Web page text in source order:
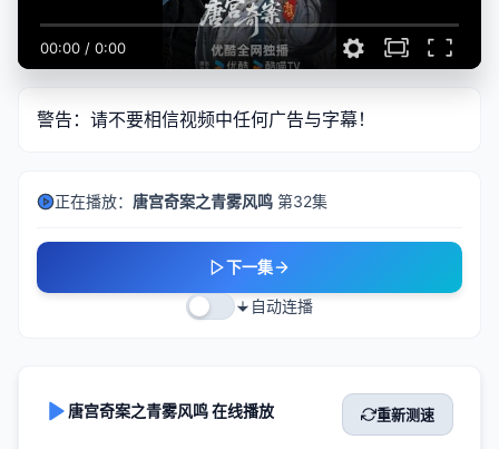
00:00 / 0:00
警告：请不要相信视频中任何广告与字幕！
正在播放： 唐宫奇案之青雾风鸣 第32集
下一集
自动连播
唐宫奇案之青雾风鸣 在线播放 重新测速